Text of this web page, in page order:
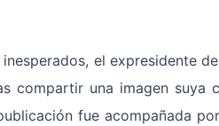
el expresidente
compartir una imagen suya
fue acompañada